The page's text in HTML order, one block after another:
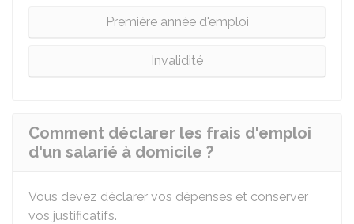
Première année d'emploi
Invalidité
Comment déclarer les frais d'emploi
d'un salarié à domicile ?
Vous devez déclarer vos dépenses et conserver
vos justificatifs.